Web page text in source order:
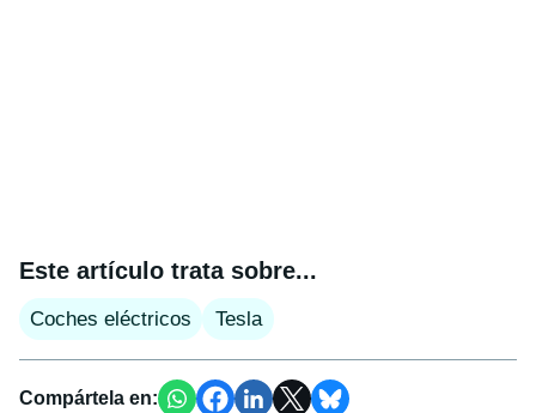
Este artículo trata sobre...
Coches eléctricos Tesla
Compártela en: